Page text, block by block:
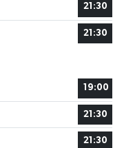
21:30
21:30
19:00
21:30
21:30